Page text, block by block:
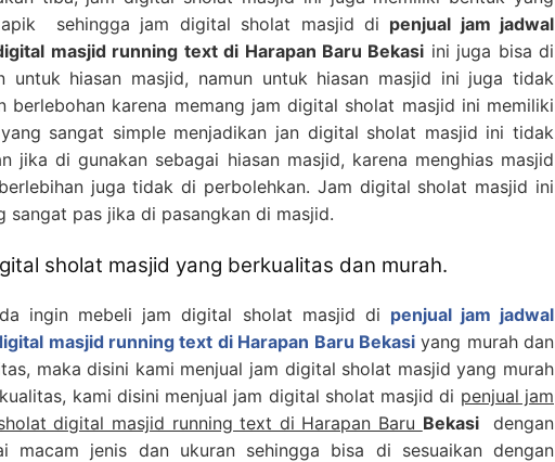
sehingga jam digital sholat masjid di penjual jam jadwal
masjid running text di Harapan Baru Bekasi ini juga bisa di
untuk hiasan masjid, namun untuk hiasan masjid ini juga tidak
berlebohan karena memang jam digital sholat masjid ini memiliki
sangat simple menjadikan jan digital sholat masjid ini tidak
jika di gunakan sebagai hiasan masjid, karena menghias masjid
juga tidak di perbolehkan. Jam digital sholat masjid ini
sangat pas jika di pasangkan di masjid.
sholat masjid yang berkualitas dan murah.
ingin mebeli jam digital sholat masjid di penjual jam jadwal
masjid running text di Harapan Baru Bekasiyang murah dan
maka disini kami menjual jam digital sholat masjid yang murah
kami disini menjual jam digital sholat masjid di penjual jam
digital masjid running text di Harapan Baru Bekasidengan
macam jenis dan ukuran sehingga bisa di sesuaikan dengan